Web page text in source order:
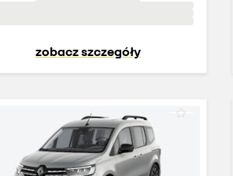
zobacz szczegóły